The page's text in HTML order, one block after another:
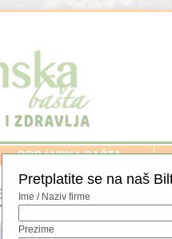
ORGANSKA BAŠTA
kravama
Pretplatite se na naš
Ime / Naziv firme
Prezime